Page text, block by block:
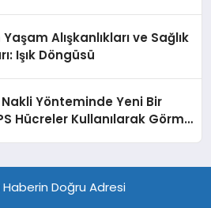
Alışkanlıkları ve Sağlık
Işık Döngüsü
Yönteminde Yeni Bir
Hücreler Kullanılarak Görme
Doğru Adresi